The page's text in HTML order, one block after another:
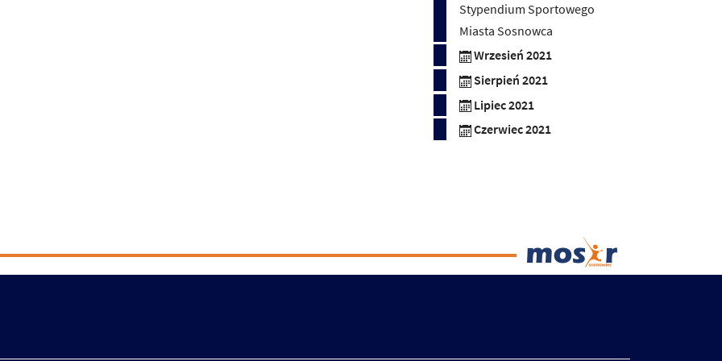
Stypendium Sportowego
Miasta Sosnowca
Wrzesień 2021
Sierpień 2021
Lipiec 2021
Czerwiec 2021